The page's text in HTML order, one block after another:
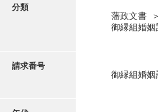
写真・絵はがき
分類
藩政文書
御縁組婚姻
請求番号
御縁組婚姻